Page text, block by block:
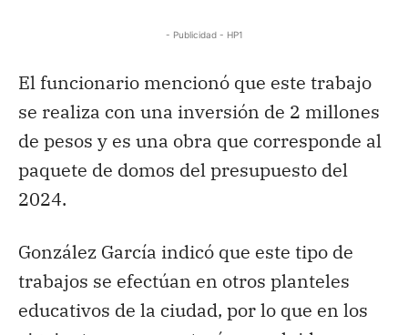
- Publicidad - HP1
El funcionario mencionó que este trabajo
se realiza con una inversión de 2 millones
de pesos y es una obra que corresponde al
paquete de domos del presupuesto del
2024.
González García indicó que este tipo de
trabajos se efectúan en otros planteles
educativos de la ciudad, por lo que en los